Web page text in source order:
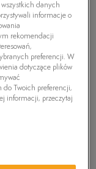
FULL ZIP
wszystkich danych
informacje o
rekomendacji
preferencji. W
dotyczące plików
do Twoich preferencji,
informacji, przeczytaj